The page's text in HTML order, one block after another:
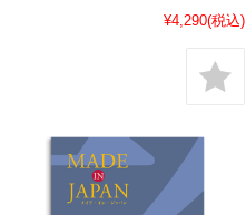
¥4,290(税込)